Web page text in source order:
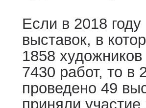
Если в 2018
выставок, в
1858
7430 работ, то в
проведено 49
приняли